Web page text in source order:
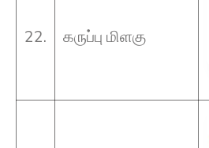
22. கருப்பு மிளகு